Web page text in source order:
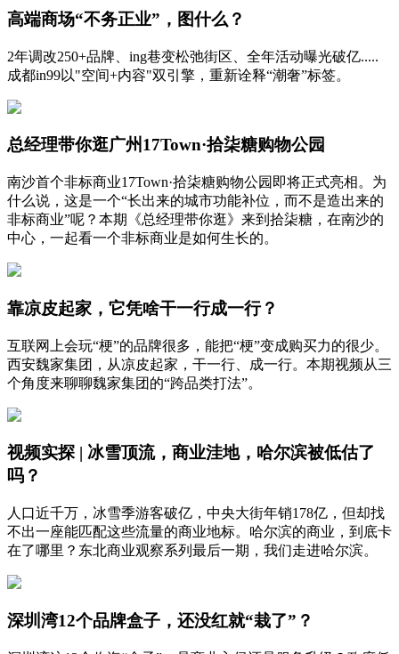
高端商场“不务正业”，图什么？
2年调改250+品牌、ing巷变松弛街区、全年活动曝光破亿.....
成都in99以"空间+内容"双引擎，重新诠释“潮奢”标签。
总经理带你逛广州17Town·拾柒糖购物公园
南沙首个非标商业17Town·拾柒糖购物公园即将正式亮相。为
什么说，这是一个“长出来的城市功能补位，而不是造出来的
非标商业”呢？本期《总经理带你逛》来到拾柒糖，在南沙的
中心，一起看一个非标商业是如何生长的。
靠凉皮起家，它凭啥干一行成一行？
互联网上会玩“梗”的品牌很多，能把“梗”变成购买力的很少。
西安魏家集团，从凉皮起家，干一行、成一行。本期视频从三
个角度来聊聊魏家集团的“跨品类打法”。
视频实探 | 冰雪顶流，商业洼地，哈尔滨被低估了
吗？
人口近千万，冰雪季游客破亿，中央大街年销178亿，但却找
不出一座能匹配这些流量的商业地标。哈尔滨的商业，到底卡
在了哪里？东北商业观察系列最后一期，我们走进哈尔滨。
深圳湾12个品牌盒子，还没红就“栽了”？